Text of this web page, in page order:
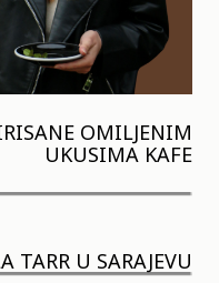
OMILJENIM
UKUSIMA KAFE
TARR U SARAJEVU